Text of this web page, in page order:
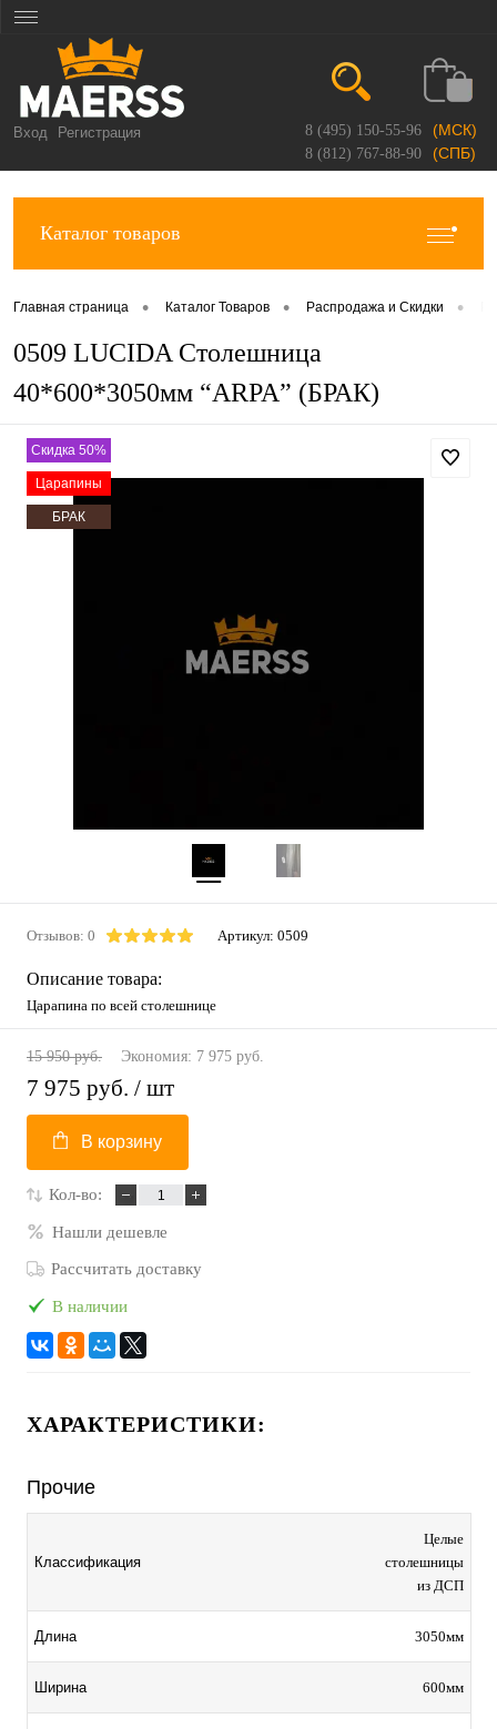
Вход Регистрация 8 (495) 150-55-96 (МСК)
8 (812) 767-88-90 (СПБ)
Каталог товаров
Главная страница • Каталог Товаров • Распродажа и Скидки •
0509 LUCIDA Столешница
40*600*3050мм “ARPA” (БРАК)
Скидка 50%
Царапины
БРАК
Отзывов: 0 Артикул: 0509
Описание товара:
Царапина по всей столешнице
15 950 руб. Экономия: 7 975 руб.
7 975 руб. / шт
В корзину
Кол-во:
Нашли дешевле
Рассчитать доставку
В наличии
ХАРАКТЕРИСТИКИ:
Прочие
Классификация
Целые
столешницы
из ДСП
Длина 3050мм
Ширина 600мм